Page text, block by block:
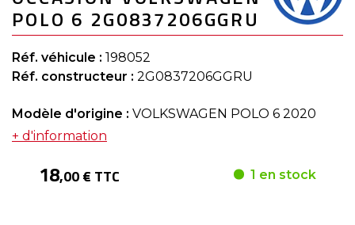
the
images
gallery
POLO 6 2G0837206GGRU
Réf. véhicule : 198052
Réf. constructeur : 2G0837206GGRU
Modèle d'origine : VOLKSWAGEN POLO 6 2020
+ d'information
18,00 € TTC 1 en stock